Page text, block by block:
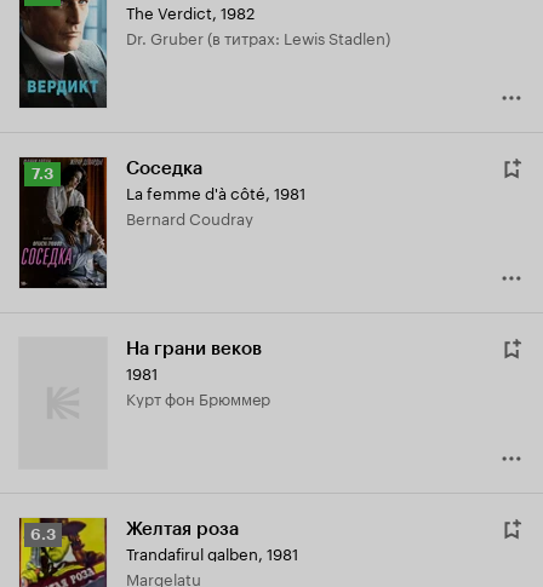
Кинопоиска
7.5
The Verdict, 1982
Dr. Gruber (в титрах: Lewis Stadlen)
Рейтинг
Кинопоиска
7.3
7.3 Соседка
La femme d'à côté, 1981
Bernard Coudray
На грани веков
1981
Курт фон Брюммер
Рейтинг
Кинопоиска
6.3
6.3 Желтая роза
Trandafirul galben, 1981
Margelatu